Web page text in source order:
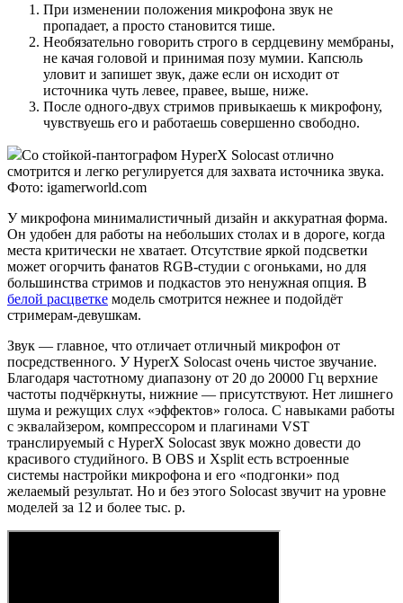
При изменении положения микрофона звук не
пропадает, а просто становится тише.
Необязательно говорить строго в сердцевину мембраны,
не качая головой и принимая позу мумии. Капсюль
уловит и запишет звук, даже если он исходит от
источника чуть левее, правее, выше, ниже.
После одного-двух стримов привыкаешь к микрофону,
чувствуешь его и работаешь совершенно свободно.
Со стойкой-пантографом HyperX Solocast отлично
смотрится и легко регулируется для захвата источника звука.
Фото: igamerworld.com
У микрофона минималистичный дизайн и аккуратная форма.
Он удобен для работы на небольших столах и в дороге, когда
места критически не хватает. Отсутствие яркой подсветки
может огорчить фанатов RGB-студии с огоньками, но для
большинства стримов и подкастов это ненужная опция. В
белой расцветке модель смотрится нежнее и подойдёт
стримерам-девушкам.
Звук — главное, что отличает отличный микрофон от
посредственного. У HyperX Solocast очень чистое звучание.
Благодаря частотному диапазону от 20 до 20000 Гц верхние
частоты подчёркнуты, нижние — присутствуют. Нет лишнего
шума и режущих слух «эффектов» голоса. С навыками работы
с эквалайзером, компрессором и плагинами VST
транслируемый с HyperX Solocast звук можно довести до
красивого студийного. В OBS и Xsplit есть встроенные
системы настройки микрофона и его «подгонки» под
желаемый результат. Но и без этого Solocast звучит на уровне
моделей за 12 и более тыс. р.